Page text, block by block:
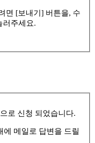
면 [보내기] 버튼을, 수
러주세요.
로 신청 되었습니다.
에 메일로 답변을 드릴